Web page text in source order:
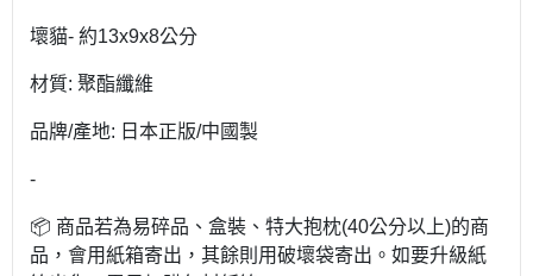
壞貓- 約13x9x8公分
材質: 聚酯纖維
品牌/產地: 日本正版/中國製
-
📦 商品若為易碎品、盒裝、特大抱枕(40公分以上)的商
品，會用紙箱寄出，其餘則用破壞袋寄出。如要升級紙